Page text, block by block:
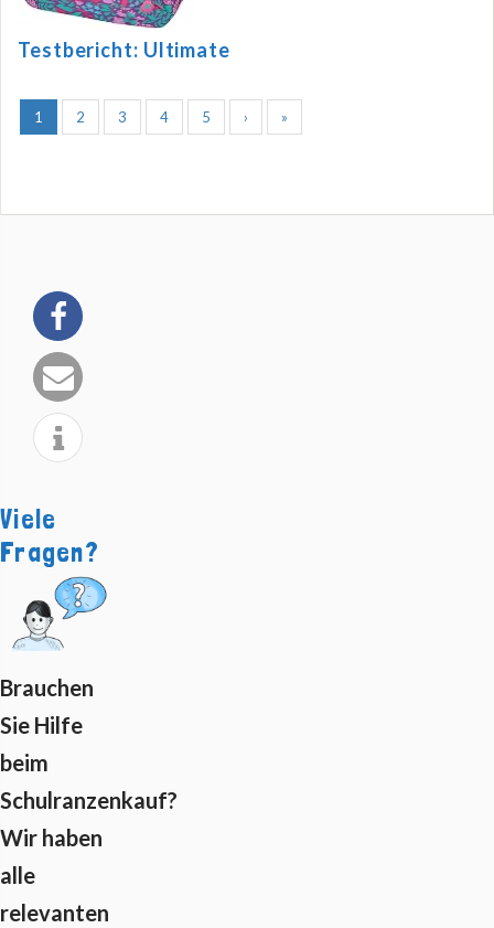
Testbericht: Ultimate
1 2 3 4 5 › »
Viele
Fragen?
Brauchen
Sie Hilfe
beim
Schulranzenkauf?
Wir haben
alle
relevanten